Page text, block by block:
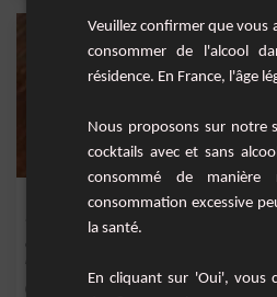
Red Label
Cocktail fruité et rafraîchissant à base de
Veuillez confirmer que vous
consommer de l'alcool
résidence. En France, l'âge
Nous proposons sur notre
cocktails avec et sans
consommé de manière
consommation excessive
la santé.
En cliquant sur 'Oui', vous